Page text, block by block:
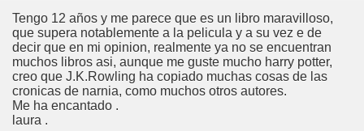
Tengo 12 años y me parece que es un libro maravilloso,
que supera notablemente a la pelicula y a su vez e de
decir que en mi opinion, realmente ya no se encuentran
muchos libros asi, aunque me guste mucho harry potter,
creo que J.K.Rowling ha copiado muchas cosas de las
cronicas de narnia, como muchos otros autores.
Me ha encantado .
laura .